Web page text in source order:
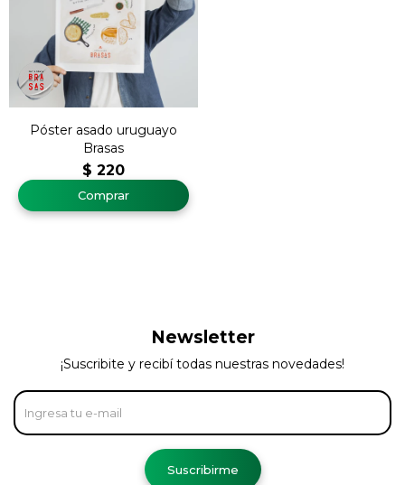
Póster asado uruguayo
Brasas
$ 220
Newsletter
¡Suscribite y recibí todas nuestras novedades!
Suscribirme